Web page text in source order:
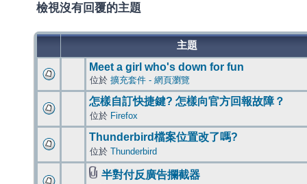
檢視沒有回覆的主題
主題
Meet a girl who's down for fun
位於 擴充套件 - 網頁瀏覽
怎樣自訂快捷鍵? 怎樣向官方回報故障？
位於 Firefox
Thunderbird檔案位置改了嗎?
位於 Thunderbird
半對付反廣告攔截器